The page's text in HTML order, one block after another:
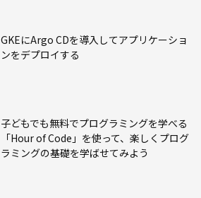
GKEにArgo CDを導入してアプリケーショ
ンをデプロイする
子どもでも無料でプログラミングを学べる
「Hour of Code」を使って、楽しくプログ
ラミングの基礎を学ばせてみよう